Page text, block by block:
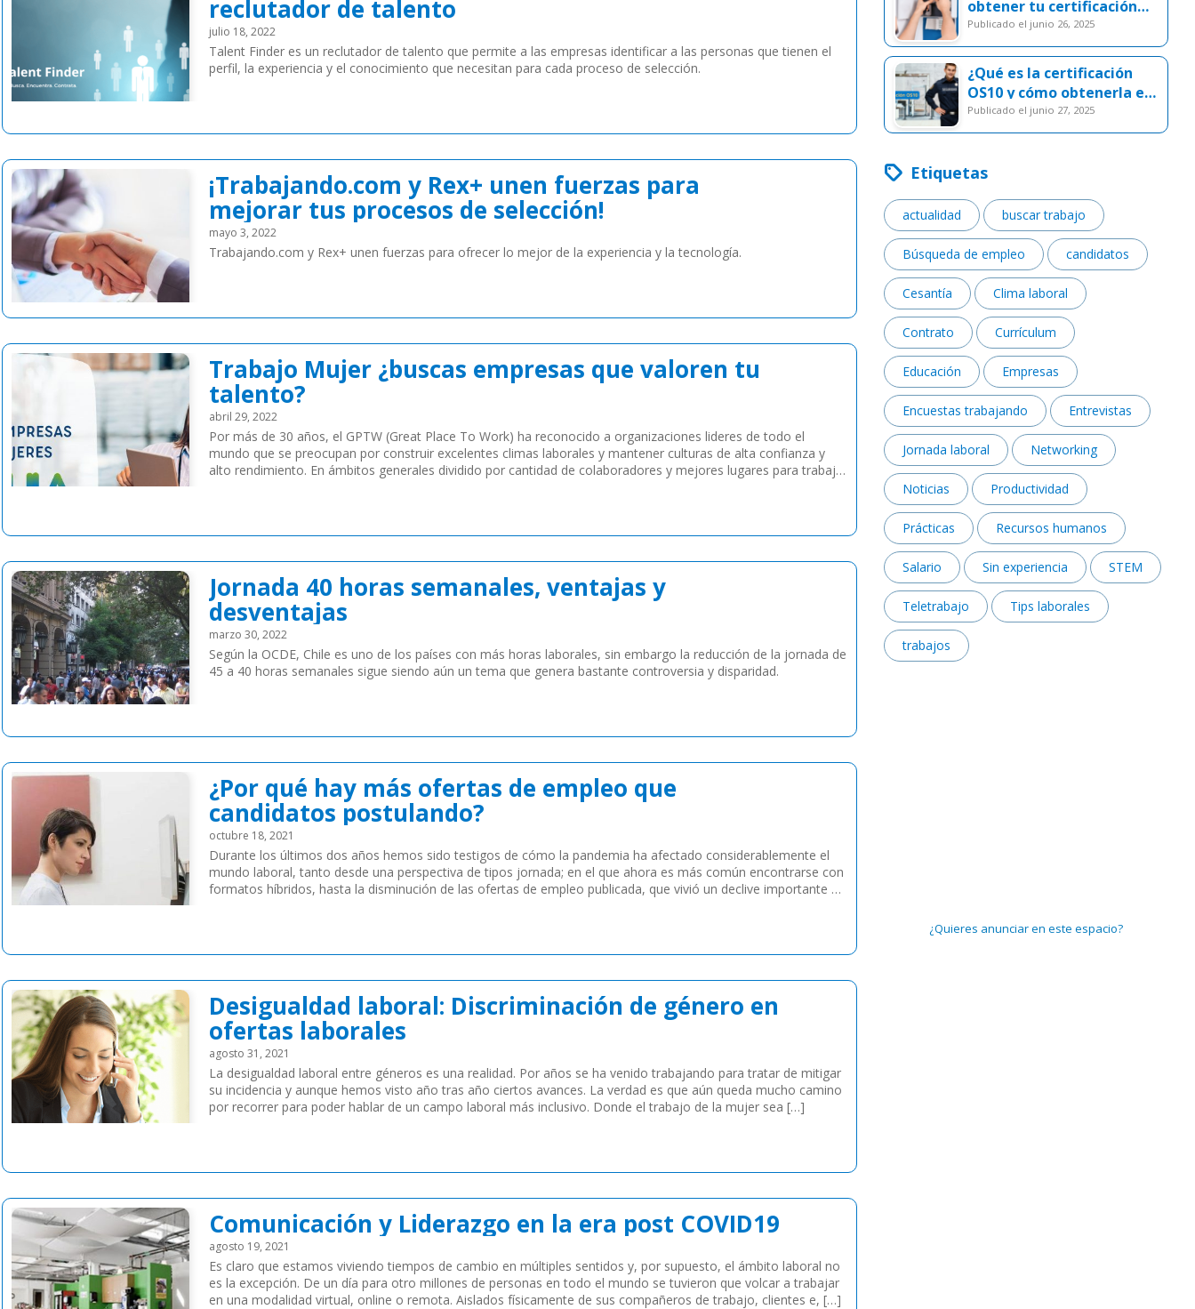
reclutador de talento
julio 18, 2022
Talent Finder es un reclutador de talento que permite a las empresas identificar a las personas que tienen el
perfil, la experiencia y el conocimiento que necesitan para cada proceso de selección.
¡Trabajando.com y Rex+ unen fuerzas para
mejorar tus procesos de selección!
mayo 3, 2022
Trabajando.com y Rex+ unen fuerzas para ofrecer lo mejor de la experiencia y la tecnología.
Trabajo Mujer ¿buscas empresas que valoren tu
talento?
abril 29, 2022
Por más de 30 años, el GPTW (Great Place To Work) ha reconocido a organizaciones lideres de todo el
mundo que se preocupan por construir excelentes climas laborales y mantener culturas de alta confianza y
alto rendimiento. En ámbitos generales dividido por cantidad de colaboradores y mejores lugares para trabajar
Jornada 40 horas semanales, ventajas y
desventajas
marzo 30, 2022
Según la OCDE, Chile es uno de los países con más horas laborales, sin embargo la reducción de la jornada de
45 a 40 horas semanales sigue siendo aún un tema que genera bastante controversia y disparidad.
¿Por qué hay más ofertas de empleo que
candidatos postulando?
octubre 18, 2021
Durante los últimos dos años hemos sido testigos de cómo la pandemia ha afectado considerablemente el
mundo laboral, tanto desde una perspectiva de tipos jornada; en el que ahora es más común encontrarse con
formatos híbridos, hasta la disminución de las ofertas de empleo publicada, que vivió un declive importante a
Desigualdad laboral: Discriminación de género en
ofertas laborales
agosto 31, 2021
La desigualdad laboral entre géneros es una realidad. Por años se ha venido trabajando para tratar de mitigar
su incidencia y aunque hemos visto año tras año ciertos avances. La verdad es que aún queda mucho camino
por recorrer para poder hablar de un campo laboral más inclusivo. Donde el trabajo de la mujer sea […]
Comunicación y Liderazgo en la era post COVID19
agosto 19, 2021
Es claro que estamos viviendo tiempos de cambio en múltiples sentidos y, por supuesto, el ámbito laboral no
es la excepción. De un día para otro millones de personas en todo el mundo se tuvieron que volcar a trabajar
en una modalidad virtual, online o remota. Aislados físicamente de sus compañeros de trabajo, clientes e, […]
obtener tu certificación
SEC
publicado el junio 26, 2025
¿Qué es la certificación
OS10 y cómo obtenerla en
Chile?
publicado el junio 27, 2025
Etiquetas
actualidad buscar trabajo
Búsqueda de empleo candidatos
Cesantía Clima laboral
Contrato Currículum
Educación Empresas
Encuestas trabajando Entrevistas
Jornada laboral Networking
Noticias Productividad
Prácticas Recursos humanos
Salario Sin experiencia STEM
Teletrabajo Tips laborales
trabajos
¿Quieres anunciar en este espacio?